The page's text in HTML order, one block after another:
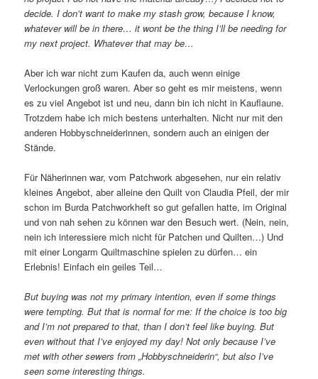
decide. I don’t want to make my stash grow, because I know,
whatever will be in there… it wont be the thing I’ll be needing for
my next project. Whatever that may be…
Aber ich war nicht zum Kaufen da, auch wenn einige
Verlockungen groß waren. Aber so geht es mir meistens, wenn
es zu viel Angebot ist und neu, dann bin ich nicht in Kauflaune.
Trotzdem habe ich mich bestens unterhalten. Nicht nur mit den
anderen Hobbyschneiderinnen, sondern auch an einigen der
Stände.
Für Näherinnen war, vom Patchwork abgesehen, nur ein relativ
kleines Angebot, aber alleine den Quilt von Claudia Pfeil, der mir
schon im Burda Patchworkheft so gut gefallen hatte, im Original
und von nah sehen zu können war den Besuch wert. (Nein, nein,
nein ich interessiere mich nicht für Patchen und Quilten…) Und
mit einer Longarm Quiltmaschine spielen zu dürfen… ein
Erlebnis! Einfach ein geiles Teil…
But buying was not my primary intention, even if some things
were tempting. But that is normal for me: If the choice is too big
and I’m not prepared to that, than I don’t feel like buying. But
even without that I’ve enjoyed my day! Not only because I’ve
met with other sewers from „Hobbyschneiderin“, but also I’ve
seen some interesting things.